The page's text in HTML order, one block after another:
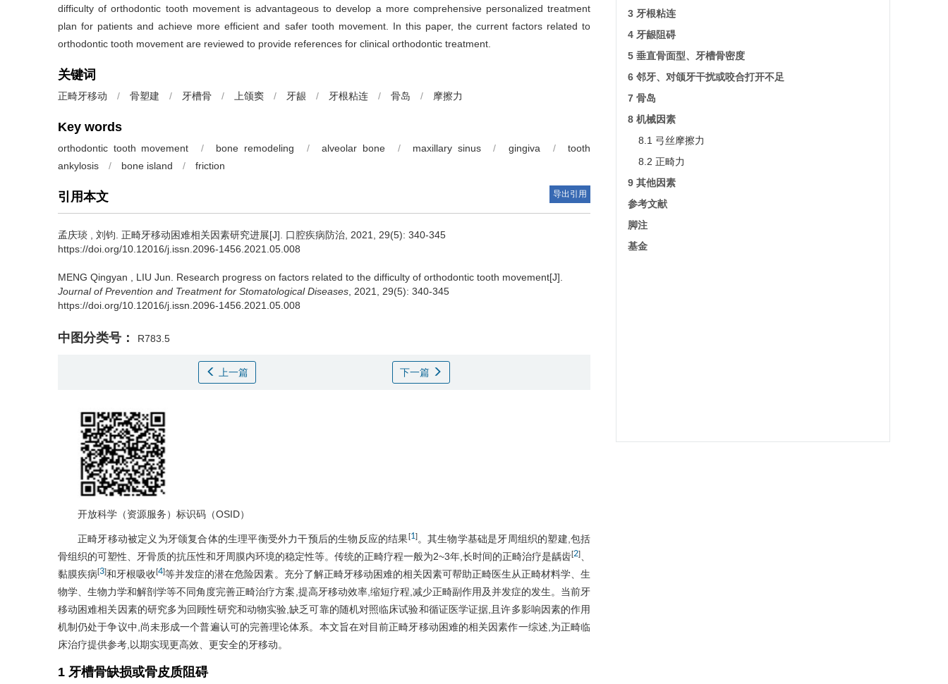
difficulty of orthodontic tooth movement is advantageous to develop a more comprehensive personalized treatment
plan for patients and achieve more efficient and safer tooth movement. In this paper, the current factors related to
orthodontic tooth movement are reviewed to provide references for clinical orthodontic treatment.
关键词
正畸牙移动 / 骨塑建 / 牙槽骨 / 上颌窦 / 牙龈 / 牙根粘连 / 骨岛 / 摩擦力
Key words
orthodontic tooth movement / bone remodeling / alveolar bone / maxillary sinus / gingiva /
tooth
ankylosis
/ bone island / friction
引用本文 导出引用
孟庆琰 刘钧 正畸牙移动困难相关因素研究进展[J]. 口腔疾病防治, 2021, 29(5): 340-345
https://doi.org/10.12016/j.issn.2096-1456.2021.05.008
MENG Qingyan LIU Jun
Research progress on factors related to the difficulty of orthodontic tooth movement[J].
Journal of Prevention and Treatment for Stomatological Diseases , 2021, 29(5): 340-345
https://doi.org/10.12016/j.issn.2096-1456.2021.05.008
中图分类号： R783.5
上一篇 下一篇
开放科学（资源服务）标识码（OSID）
正畸牙移动被定义为牙颌复合体的生理平衡受外力干预后的生物反应的结果[1]。其生物学基础是牙周组织的塑建,包括
骨组织的可塑性、牙骨质的抗压性和牙周膜内环境的稳定性等。传统的正畸疗程一般为2~3年,长时间的正畸治疗是龋齿[2]
黏膜疾病[3]和牙根吸收[4]等并发症的潜在危险因素。充分了解正畸牙移动困难的相关因素可帮助正畸医生从正畸材料学、生
物学、生物力学和解剖学等不同角度完善正畸治疗方案,提高牙移动效率,缩短疗程,减少正畸副作用及并发症的发生。当前牙
移动困难相关因素的研究多为回顾性研究和动物实验,缺乏可靠的随机对照临床试验和循证医学证据,且许多影响因素的作用
机制仍处于争议中,尚未形成一个普遍认可的完善理论体系。本文旨在对目前正畸牙移动困难的相关因素作一综述,为正畸临
床治疗提供参考,以期实现更高效、更安全的牙移动。
1 牙槽骨缺损或骨皮质阻碍
3 牙根粘连
4 牙龈阻碍
5 垂直骨面型、牙槽骨密度
6 邻牙、对颌牙干扰或咬合打开不足
7 骨岛
8 机械因素
8.1 弓丝摩擦力
8.2 正畸力
9 其他因素
参考文献
脚注
基金